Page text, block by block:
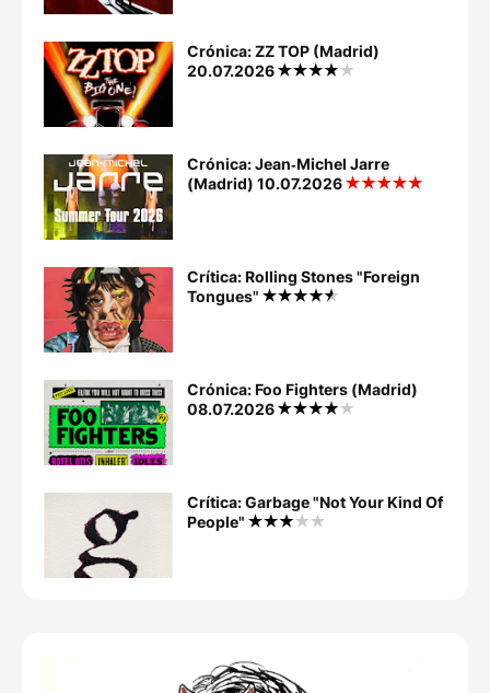
Crónica: ZZ TOP (Madrid)
20.07.2026
Crónica: Jean‐Michel Jarre
(Madrid) 10.07.2026
Crítica: Rolling Stones "Foreign
Tongues"
Crónica: Foo Fighters (Madrid)
08.07.2026
Crítica: Garbage "Not Your Kind Of
People"